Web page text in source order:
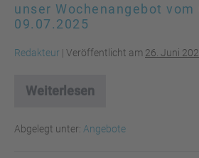
unser Wochenangebot vom
09.07.2025
Redakteur | Veröffentlicht am 26. Juni
Weiterlesen
unser
vom
03.07.
Abgelegt unter: Angebote